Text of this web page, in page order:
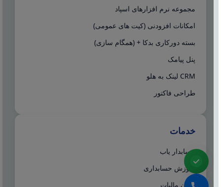
مجموعه نرم افزارهای اسپاد
امکانات افزودنی (کیت های عمومی)
بسته دورکاری بدکا + (همگام سازی)
پنل پیامک
CRM لینک به هلو
طراحی فاکتور
خدمات
حسابدار یاب
آموزش حسابداری
ایران مالیات